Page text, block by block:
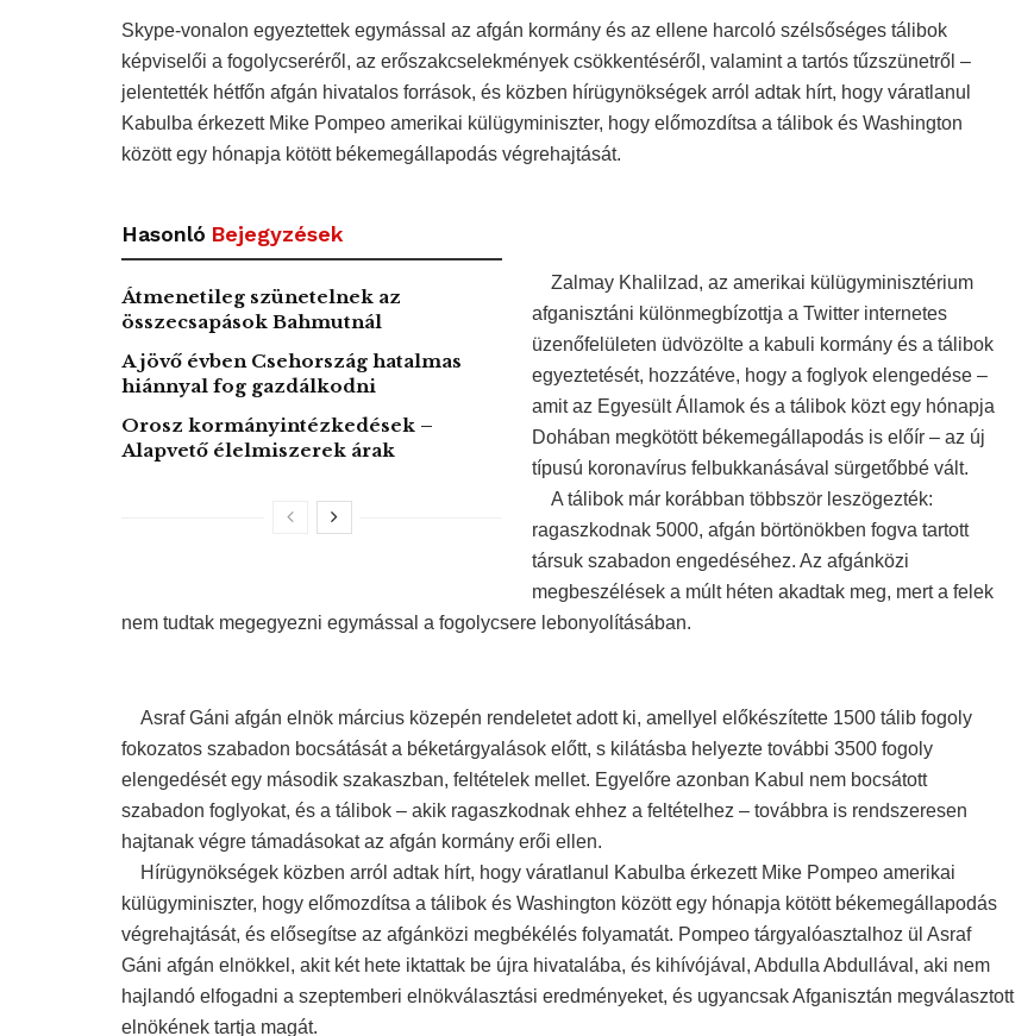
Skype-vonalon egyeztettek egymással az afgán kormány és az ellene harcoló szélsőséges tálibok
képviselői a fogolycseréről, az erőszakcselekmények csökkentéséről, valamint a tartós tűzszünetről –
jelentették hétfőn afgán hivatalos források, és közben hírügynökségek arról adtak hírt, hogy váratlanul
Kabulba érkezett Mike Pompeo amerikai külügyminiszter, hogy előmozdítsa a tálibok és Washington
között egy hónapja kötött békemegállapodás végrehajtását.
Hasonló Bejegyzések
Átmenetileg szünetelnek az
összecsapások Bahmutnál
A jövő évben Csehország hatalmas
hiánnyal fog gazdálkodni
Orosz kormányintézkedések –
Alapvető élelmiszerek árak
Zalmay Khalilzad, az amerikai külügyminisztérium
afganisztáni különmegbízottja a Twitter internetes
üzenőfelületen üdvözölte a kabuli kormány és a tálibok
egyeztetését, hozzátéve, hogy a foglyok elengedése –
amit az Egyesült Államok és a tálibok közt egy hónapja
Dohában megkötött békemegállapodás is előír – az új
típusú koronavírus felbukkanásával sürgetőbbé vált.
A tálibok már korábban többször leszögezték:
ragaszkodnak 5000, afgán börtönökben fogva tartott
társuk szabadon engedéséhez. Az afgánközi
megbeszélések a múlt héten akadtak meg, mert a felek
nem tudtak megegyezni egymással a fogolycsere lebonyolításában.
Asraf Gáni afgán elnök március közepén rendeletet adott ki, amellyel előkészítette 1500 tálib fogoly
fokozatos szabadon bocsátását a béketárgyalások előtt, s kilátásba helyezte további 3500 fogoly
elengedését egy második szakaszban, feltételek mellet. Egyelőre azonban Kabul nem bocsátott
szabadon foglyokat, és a tálibok – akik ragaszkodnak ehhez a feltételhez – továbbra is rendszeresen
hajtanak végre támadásokat az afgán kormány erői ellen.
Hírügynökségek közben arról adtak hírt, hogy váratlanul Kabulba érkezett Mike Pompeo amerikai
külügyminiszter, hogy előmozdítsa a tálibok és Washington között egy hónapja kötött békemegállapodás
végrehajtását, és elősegítse az afgánközi megbékélés folyamatát. Pompeo tárgyalóasztalhoz ül Asraf
Gáni afgán elnökkel, akit két hete iktattak be újra hivatalába, és kihívójával, Abdulla Abdullával, aki nem
hajlandó elfogadni a szeptemberi elnökválasztási eredményeket, és ugyancsak Afganisztán megválasztott
elnökének tartja magát.